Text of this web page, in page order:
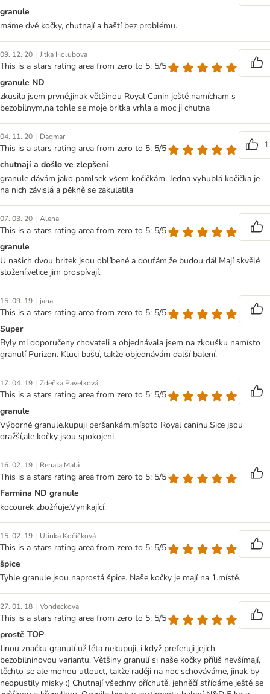
granule
máme dvě kočky, chutnají a baští bez problému.
09. 12. 20 | Jitka Holubova
This is a stars rating area from zero to 5: 5/5
granule ND
zkusila jsem prvně,jinak většinou Royal Canin ještě namícham s
bezobilnym,na tohle se moje britka vrhla a moc ji chutna
04. 11. 20 | Dagmar
This is a stars rating area from zero to 5: 5/5
1
chutnají a došlo ve zlepšení
granule dávám jako pamlsek všem kočičkám. Jedna vyhublá kočička je
na nich závislá a pěkně se zakulatila
07. 03. 20 | Alena
This is a stars rating area from zero to 5: 5/5
granule
U našich dvou britek jsou oblíbené a doufám,že budou dál.Mají skvělé
složení,velice jim prospívají.
15. 09. 19 | jana
This is a stars rating area from zero to 5: 5/5
Super
Byly mi doporučeny chovateli a objednávala jsem na zkoušku namísto
granulí Purizon. Kluci baští, takže objednávám další balení.
17. 04. 19 | Zdeňka Pavelková
This is a stars rating area from zero to 5: 5/5
granule
Výborné granule.kupuji peršankám,mísdto Royal caninu.Sice jsou
dražší,ale kočky jsou spokojeni.
16. 02. 19 | Renata Malá
This is a stars rating area from zero to 5: 5/5
Farmina ND granule
kocourek zbožńuje.Vynikající.
15. 02. 19 | Utinka Kočičková
This is a stars rating area from zero to 5: 5/5
špice
Tyhle granule jsou naprostá špice. Naše kočky je mají na 1.místě.
27. 01. 18 | Vondeckova
This is a stars rating area from zero to 5: 5/5
prostě TOP
Jinou značku granulí už léta nekupuji, i když preferuji jejich
bezobilninovou variantu. Většiny granulí si naše kočky příliš nevšímají,
těchto se ale mohou utlouct, takže raději na noc schováváme, jinak by
neopustily misky :) Chutnají všechny příchutě, jehněčí střídáme ještě se